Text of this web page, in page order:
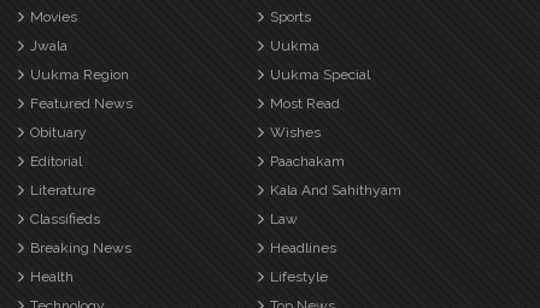
Movies
Sports
Jwala
Uukma
Uukma Region
Uukma Special
Featured News
Most Read
Obituary
Wishes
Editorial
Paachakam
Literature
Kala And Sahithyam
Classifieds
Law
Breaking News
Headlines
Health
Lifestyle